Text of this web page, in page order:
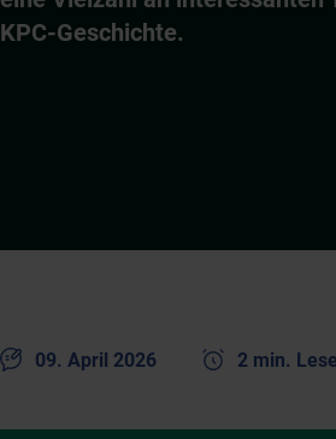
KPC-Geschichte.
09. April 2026 2 min.